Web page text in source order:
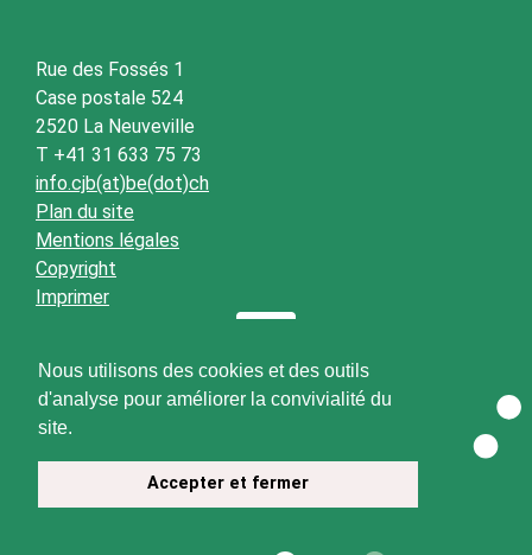
Nous utilisons des cookies et des outils
d'analyse pour améliorer la convivialité du
site.
Accepter et fermer
Rue des Fossés 1
Case postale 524
2520 La Neuveville
T +41 31 633 75 73
info.cjb(at)be(dot)ch
Plan du site
Mentions légales
Copyright
Imprimer
© 2026 CJB